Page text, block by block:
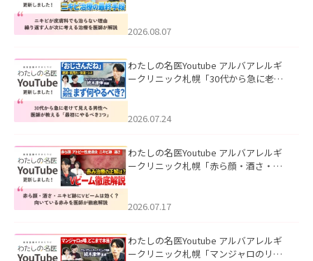
ました。
2026.08.07
わたしの名医Youtube アルバアレルギ
ークリニック札幌「30代から急に老け
た。
2026.07.24
わたしの名医Youtube アルバアレルギ
ークリニック札幌「赤ら顔・酒さ・ニ
した。
2026.07.17
わたしの名医Youtube アルバアレルギ
ークリニック札幌「マンジャロのリア